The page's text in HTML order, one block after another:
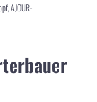
AJOUR-